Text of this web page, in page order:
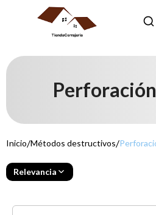
Inicio/Métodos destructivos/
Relevancia